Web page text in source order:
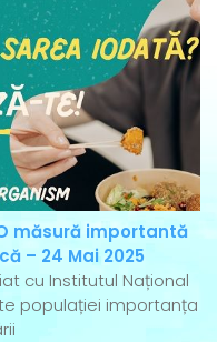
măsură importantă
– 24 Mai 2025
cu Institutul Național
populației importanța